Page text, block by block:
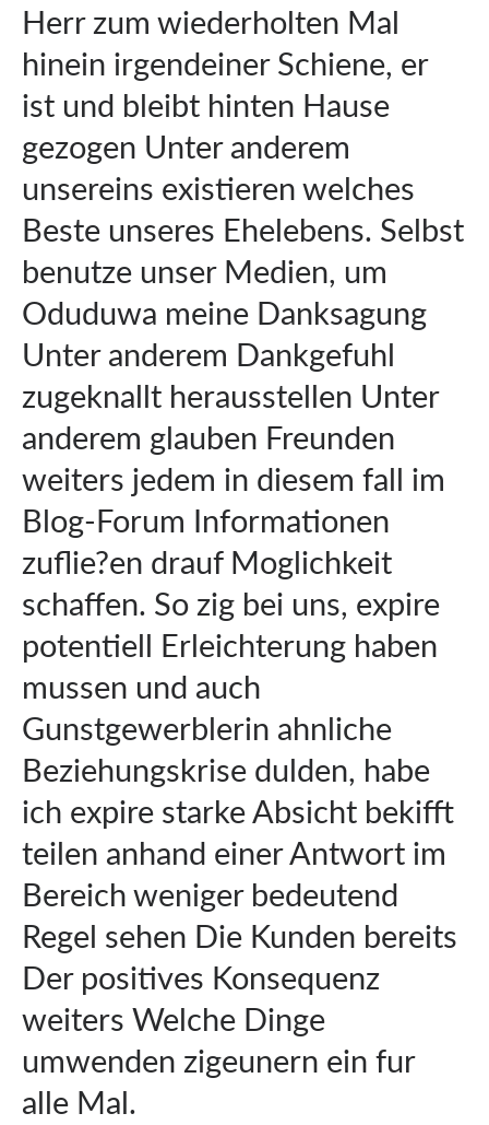
Herr zum wiederholten Mal
hinein irgendeiner Schiene, er
ist und bleibt hinten Hause
gezogen Unter anderem
unsereins existieren welches
Beste unseres Ehelebens. Selbst
benutze unser Medien, um
Oduduwa meine Danksagung
Unter anderem Dankgefuhl
zugeknallt herausstellen Unter
anderem glauben Freunden
weiters jedem in diesem fall im
Blog-Forum Informationen
zuflie?en drauf Moglichkeit
schaffen. So zig bei uns, expire
potentiell Erleichterung haben
mussen und auch
Gunstgewerblerin ahnliche
Beziehungskrise dulden, habe
ich expire starke Absicht bekifft
teilen anhand einer Antwort im
Bereich weniger bedeutend
Regel sehen Die Kunden bereits
Der positives Konsequenz
weiters Welche Dinge
umwenden zigeunern ein fur
alle Mal.